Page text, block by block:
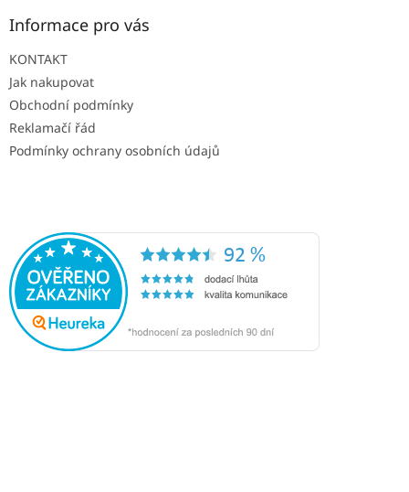
Informace pro vás
KONTAKT
Jak nakupovat
Obchodní podmínky
Reklamačí řád
Podmínky ochrany osobních údajů